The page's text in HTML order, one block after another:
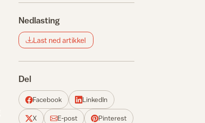
Nedlasting
Last ned artikkel
Del
Facebook LinkedIn
X E-post Pinterest